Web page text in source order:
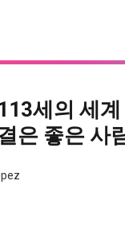
세의 세
은 좋은 사